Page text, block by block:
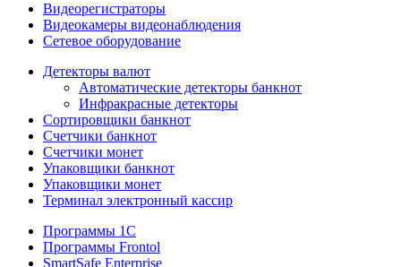
Видеорегистраторы
Видеокамеры видеонаблюдения
Сетевое оборудование
Детекторы валют
Автоматические детекторы банкнот
Инфракрасные детекторы
Сортировщики банкнот
Счетчики банкнот
Счетчики монет
Упаковщики банкнот
Упаковщики монет
Терминал электронный кассир
Программы 1C
Программы Frontol
SmartSafe Enterprise